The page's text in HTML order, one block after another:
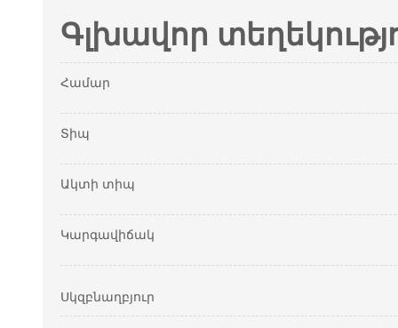
Գլխավոր
Համար
Տիպ
Ակտի տիպ
Կարգավիճակ
Սկզբնաղբյուր